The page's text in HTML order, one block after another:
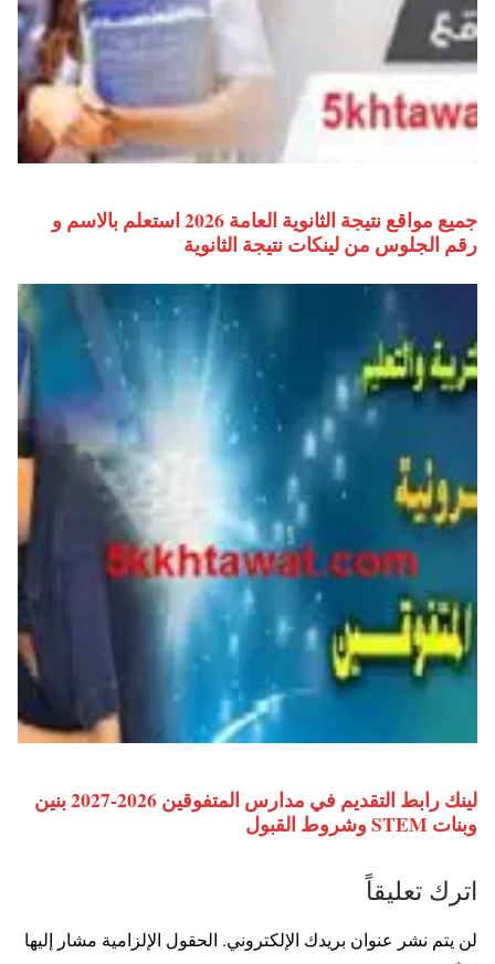
جميع مواقع نتيجة الثانوية العامة 2026 استعلم بالاسم و
رقم الجلوس من لينكات نتيجة الثانوية
لينك رابط التقديم في مدارس المتفوقين 2026-2027 بنين
وبنات STEM وشروط القبول
اترك تعليقاً
لن يتم نشر عنوان بريدك الإلكتروني. الحقول الإلزامية مشار إليها